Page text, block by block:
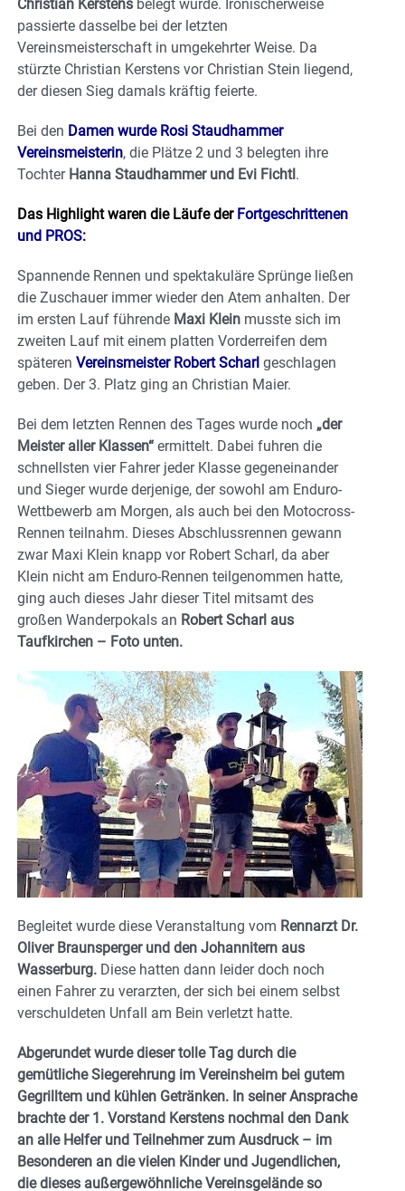
Christian Kerstens belegt wurde. Ironischerweise
passierte dasselbe bei der letzten
Vereinsmeisterschaft in umgekehrter Weise. Da
stürzte Christian Kerstens vor Christian Stein liegend,
der diesen Sieg damals kräftig feierte.
Bei den Damen wurde Rosi Staudhammer
Vereinsmeisterin, die Plätze 2 und 3 belegten ihre
Tochter Hanna Staudhammer und Evi Fichtl .
Das Highlight waren die Läufe derFortgeschrittenen
und PROS:
Spannende Rennen und spektakuläre Sprünge ließen
die Zuschauer immer wieder den Atem anhalten. Der
im ersten Lauf führende Maxi Klein musste sich im
zweiten Lauf mit einem platten Vorderreifen dem
späteren Vereinsmeister Robert Scharl geschlagen
geben. Der 3. Platz ging an Christian Maier.
Bei dem letzten Rennen des Tages wurde noch „der
Meister aller Klassen“ ermittelt. Dabei fuhren die
schnellsten vier Fahrer jeder Klasse gegeneinander
und Sieger wurde derjenige, der sowohl am Enduro-
Wettbewerb am Morgen, als auch bei den Motocross-
Rennen teilnahm. Dieses Abschlussrennen gewann
zwar Maxi Klein knapp vor Robert Scharl, da aber
Klein nicht am Enduro-Rennen teilgenommen hatte,
ging auch dieses Jahr dieser Titel mitsamt des
großen Wanderpokals an Robert Scharl aus
Taufkirchen – Foto unten.
Begleitet wurde diese Veranstaltung vom Rennarzt Dr.
Oliver Braunsperger und den Johannitern aus
Wasserburg. Diese hatten dann leider doch noch
einen Fahrer zu verarzten, der sich bei einem selbst
verschuldeten Unfall am Bein verletzt hatte.
Abgerundet wurde dieser tolle Tag durch die
gemütliche Siegerehrung im Vereinsheim bei gutem
Gegrilltem und kühlen Getränken. In seiner Ansprache
brachte der 1. Vorstand Kerstens nochmal den Dank
an alle Helfer und Teilnehmer zum Ausdruck – im
Besonderen an die vielen Kinder und Jugendlichen,
die dieses außergewöhnliche Vereinsgelände so